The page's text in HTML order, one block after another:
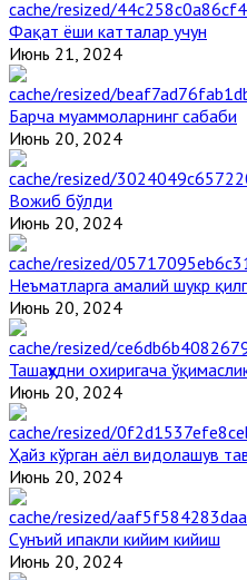
Фақат ёши катталар учун
Июнь 21, 2024
Барча муаммоларнинг сабаби
Июнь 20, 2024
Вожиб бўлди
Июнь 20, 2024
Неъматларга амалий шукр
Июнь 20, 2024
Ташаҳҳудни охиригача
Июнь 20, 2024
Ҳайз кўрган аёл видолашув
Июнь 20, 2024
Сунъий ипакли кийим кийиш
Июнь 20, 2024